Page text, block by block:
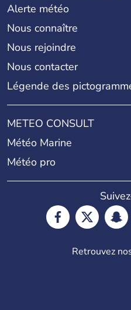
Alerte météo
Nous connaître
Nous rejoindre
Nous contacter
Légende des
METEO CONSULT
Météo Marine
Météo pro
Retrouvez